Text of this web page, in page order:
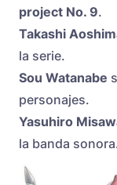
project No. 9.
Takashi
la serie.
Sou Watanabe
personajes.
Yasuhiro
la banda